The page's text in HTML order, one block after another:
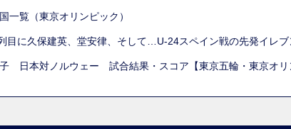
覧（東京オリンピック）
目に久保建英、堂安律、そして…U-24スペイン戦の先発イレブ
日本対ノルウェー 試合結果・スコア【東京五輪・東京オリ